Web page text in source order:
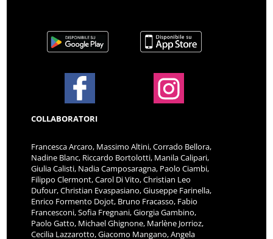
COLLABORATORI
Francesca Arcaro, Massimo Altini, Corrado Bellora,
Nadine Blanc, Riccardo Bortolotti, Manila Calipari,
Giulia Calisti, Nadia Camposaragna, Paolo Ciambi,
Filippo Clermont, Carol Di Vito, Christian Leo
Dufour, Christian Evaspasiano, Giuseppe Farinella,
Enrico Formento Dojot, Bruno Fracasso, Fabio
Francesconi, Sofia Fregnani, Giorgia Gambino,
Paolo Gatto, Michael Ghignone, Marlène Jorrioz,
Cecilia Lazzarotto, Giacomo Mangano, Angela